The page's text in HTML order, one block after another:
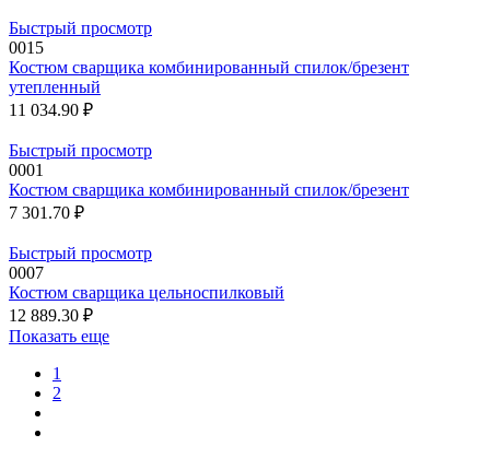
Быстрый просмотр
0015
Костюм сварщика комбинированный спилок/брезент
утепленный
11 034.90 ₽
Быстрый просмотр
0001
Костюм сварщика комбинированный спилок/брезент
7 301.70 ₽
Быстрый просмотр
0007
Костюм сварщика цельноспилковый
12 889.30 ₽
Показать еще
1
2